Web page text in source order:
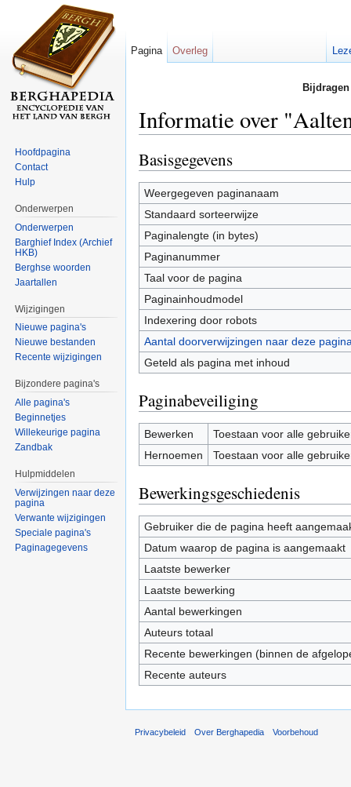
Informatie over
Basisgegevens
Weergegeven paginanaam
Standaard sorteerwijze
Paginalengte (in bytes)
Paginanummer
Taal voor de pagina
Paginainhoudmodel
Indexering door robots
Aantal doorverwijzingen naar deze
Geteld als pagina met inhoud
Paginabeveiliging
Bewerken
Toestaan voor alle
Hernoemen
Toestaan voor alle
Bewerkingsgeschiedenis
Gebruiker die de pagina heeft
Datum waarop de pagina is aangemaakt
Laatste bewerker
Laatste bewerking
Aantal bewerkingen
Auteurs totaal
Recente bewerkingen (binnen de
Recente auteurs
Pagina Overleg
Hoofdpagina
Contact
Hulp
Onderwerpen
Onderwerpen
Barghief Index (Archief
HKB)
Berghse woorden
Jaartallen
Wijzigingen
Nieuwe pagina's
Nieuwe bestanden
Recente wijzigingen
Bijzondere pagina's
Alle pagina's
Beginnetjes
Willekeurige pagina
Zandbak
Hulpmiddelen
Verwijzingen naar deze
pagina
Verwante wijzigingen
Speciale pagina's
Paginagegevens
Privacybeleid Over Berghapedia Voorbehoud